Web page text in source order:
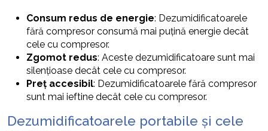
Consum redus de energie: Dezumidificatoarele
fără compresor consumă mai puțină energie decât
cele cu compresor.
Zgomot redus: Aceste dezumidificatoare sunt mai
silențioase decât cele cu compresor.
Preț accesibil: Dezumidificatoarele fără compresor
sunt mai ieftine decât cele cu compresor.
Dezumidificatoarele portabile și cele